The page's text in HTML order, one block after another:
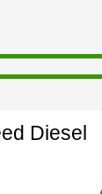
Diesel